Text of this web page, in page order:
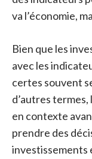
va l’économie,
Bien que les
avec les
certes souvent
d’autres
en contexte
prendre des
investissements